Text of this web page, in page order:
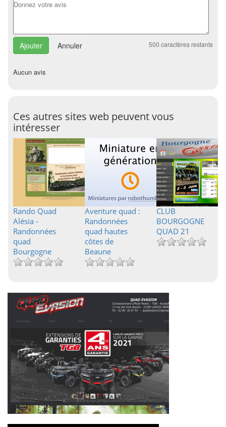
Annuler 500 caractères restants
Aucun avis
Ces autres sites web peuvent vous
intéresser
Rando Quad
Alésia -
Randonnées
quad
Bourgogne
Aventure quad :
Randonnées
quad hautes
côtes de
Beaune
CLUB
BOURGOGNE
QUAD 21